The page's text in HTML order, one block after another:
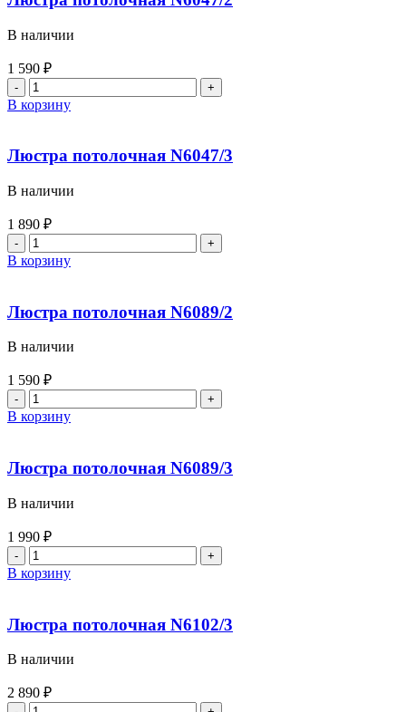
В наличии
1 590 ₽
В корзину
Люстра потолочная N6047/3
В наличии
1 890 ₽
В корзину
Люстра потолочная N6089/2
В наличии
1 590 ₽
В корзину
Люстра потолочная N6089/3
В наличии
1 990 ₽
В корзину
Люстра потолочная N6102/3
В наличии
2 890 ₽